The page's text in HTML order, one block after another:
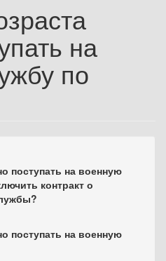
на
по
поступать на военную
контракт о
поступать на военную